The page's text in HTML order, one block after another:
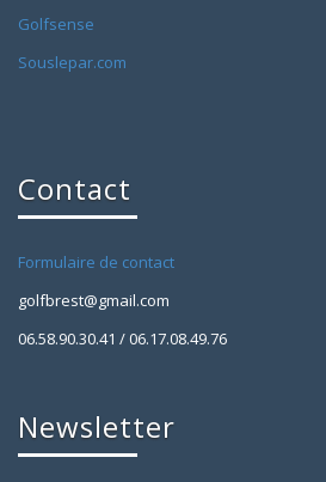
Golfsense
Souslepar.com
Contact
Formulaire de contact
golfbrest@gmail.com
06.58.90.30.41 / 06.17.08.49.76
Newsletter